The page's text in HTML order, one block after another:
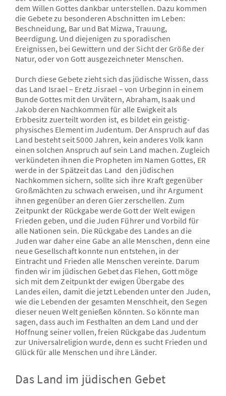
dem Willen Gottes dankbar unterstellen. Dazu kommen
die Gebete zu besonderen Abschnitten im Leben:
Beschneidung, Bar und Bat Mizwa, Trauung,
Beerdigung. Und diejenigen zu sporadischen
Ereignissen, bei Gewittern und der Sicht der Größe der
Natur, oder von Gott ausgezeichneter Menschen.
Durch diese Gebete zieht sich das jüdische Wissen, dass
das Land Israel – Eretz Jisrael – von Urbeginn in einem
Bunde Gottes mit den Urvätern, Abraham, Isaak und
Jakob deren Nachkommen für alle Ewigkeit als
Erbbesitz zuerteilt worden ist, es bildet ein geistig-
physisches Element im Judentum. Der Anspruch auf das
Land besteht seit 5000 Jahren, kein anderes Volk kann
einen solchen Anspruch auf sein Land machen. Zugleich
verkündeten ihnen die Propheten im Namen Gottes, ER
werde in der Spätzeit das Land den jüdischen
Nachkommen sichern, sollte sich ihre Kraft gegenüber
Großmächten zu schwach erweisen, und ihr Argument
ihnen gegenüber an deren Gier zerschellen. Zum
Zeitpunkt der Rückgabe werde Gott der Welt ewigen
Frieden geben, und die Juden Führer und Vorbild für
alle Nationen sein. Die Rückgabe des Landes an die
Juden war daher eine Gabe an alle Menschen, denn eine
neue Gesellschaft konnte nun entstehen, in der
Eintracht und Frieden alle Menschen vereinte. Darum
finden wir im jüdischen Gebet das Flehen, Gott möge
sich mit dem Zeitpunkt der ewigen Übergabe des
Landes eilen, damit die jetzt Lebenden unter den Juden,
wie die Lebenden der gesamten Menschheit, den Segen
dieser neuen Welt genießen könnten. So könnte man
sagen, dass auch im Festhalten an dem Land und der
Hoffnung seiner vollen, freien Rückgabe das Judentum
zur Universalreligion wurde, denn es sucht Frieden und
Glück für alle Menschen und ihre Länder.
Das Land im jüdischen Gebet